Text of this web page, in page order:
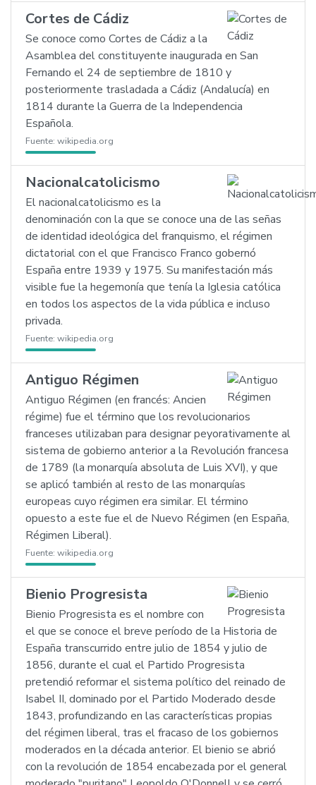
Cortes de Cádiz
Se conoce como Cortes de Cádiz a la
Asamblea del constituyente inaugurada en San
Fernando el 24 de septiembre de 1810 y
posteriormente trasladada a Cádiz (Andalucía) en
1814 durante la Guerra de la Independencia
Española.
Fuente: wikipedia.org
Nacionalcatolicismo
El nacionalcatolicismo es la
denominación con la que se conoce una de las señas
de identidad ideológica del franquismo, el régimen
dictatorial con el que Francisco Franco gobernó
España entre 1939 y 1975. Su manifestación más
visible fue la hegemonía que tenía la Iglesia católica
en todos los aspectos de la vida pública e incluso
privada.
Fuente: wikipedia.org
Antiguo Régimen
Antiguo Régimen (en francés: Ancien
régime) fue el término que los revolucionarios
franceses utilizaban para designar peyorativamente al
sistema de gobierno anterior a la Revolución francesa
de 1789 (la monarquía absoluta de Luis XVI), y que
se aplicó también al resto de las monarquías
europeas cuyo régimen era similar. El término
opuesto a este fue el de Nuevo Régimen (en España,
Régimen Liberal).
Fuente: wikipedia.org
Bienio Progresista
Bienio Progresista es el nombre con
el que se conoce el breve período de la Historia de
España transcurrido entre julio de 1854 y julio de
1856, durante el cual el Partido Progresista
pretendió reformar el sistema político del reinado de
Isabel II, dominado por el Partido Moderado desde
1843, profundizando en las características propias
del régimen liberal, tras el fracaso de los gobiernos
moderados en la década anterior. El bienio se abrió
con la revolución de 1854 encabezada por el general